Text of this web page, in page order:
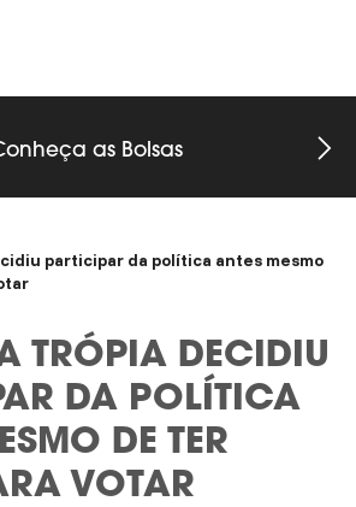
as Bolsas
participar da política antes mesmo
TRÓPIA DECIDIU
DA POLÍTICA
DE TER
VOTAR